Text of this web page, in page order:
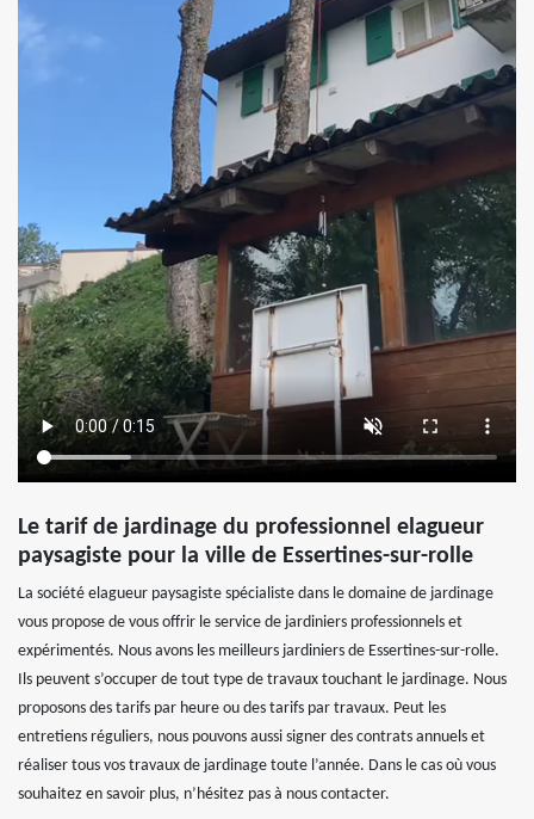
Le tarif de jardinage du professionnel elagueur
paysagiste pour la ville de Essertines-sur-rolle
La société elagueur paysagiste spécialiste dans le domaine de jardinage
vous propose de vous offrir le service de jardiniers professionnels et
expérimentés. Nous avons les meilleurs jardiniers de Essertines-sur-rolle.
Ils peuvent s’occuper de tout type de travaux touchant le jardinage. Nous
proposons des tarifs par heure ou des tarifs par travaux. Peut les
entretiens réguliers, nous pouvons aussi signer des contrats annuels et
réaliser tous vos travaux de jardinage toute l’année. Dans le cas où vous
souhaitez en savoir plus, n’hésitez pas à nous contacter.